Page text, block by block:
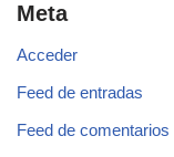
Meta
Acceder
Feed de entradas
Feed de comentarios